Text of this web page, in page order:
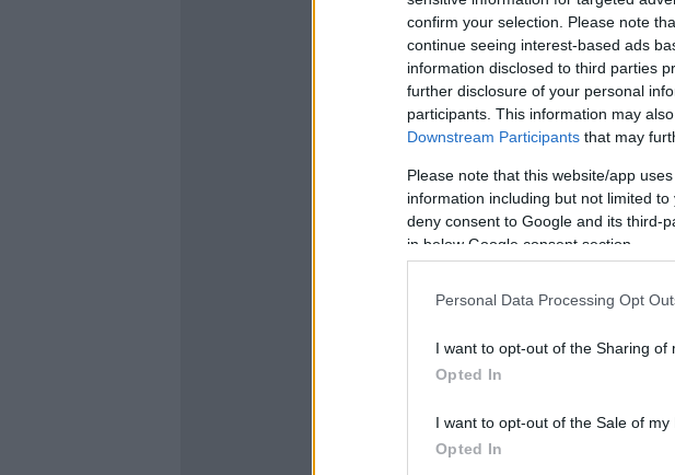
confirm your selection. Please note
continue seeing interest-based ads
information disclosed to third parties
further disclosure of your personal
participants. This information may
Downstream Participants that may
Please note that this website/app
information including but not limited
deny consent to Google and its third-
in below Google consent section.
Personal Data Processing Opt
I want to opt-out of the Sharing of
Opted In
I want to opt-out of the Sale of my
Opted In